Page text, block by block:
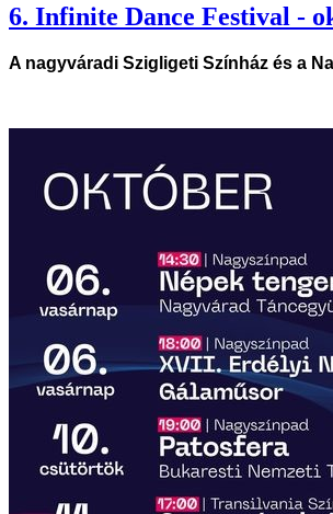
6. Infinite Dance Festival -
A nagyváradi Szigligeti Színház és a